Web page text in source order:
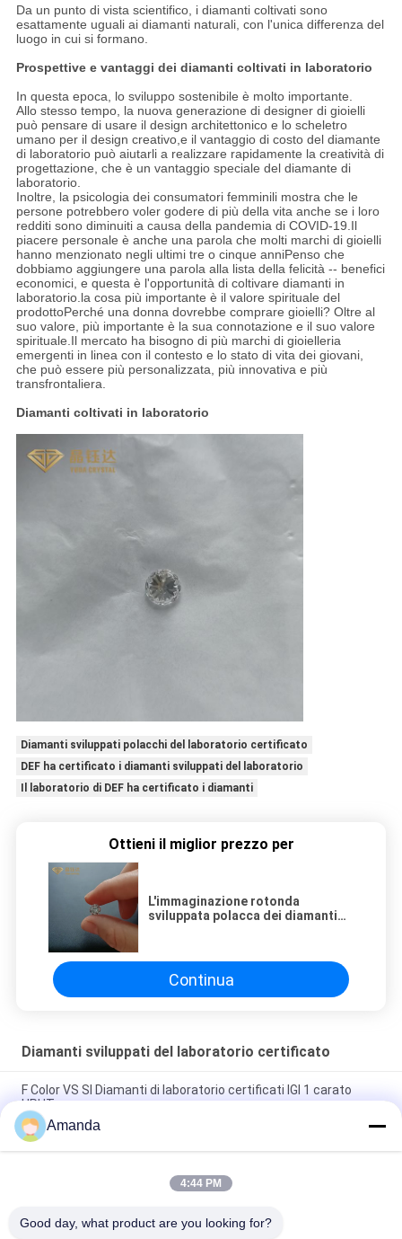
Da un punto di vista scientifico, i diamanti coltivati sono
esattamente uguali ai diamanti naturali, con l'unica differenza del
luogo in cui si formano.
Prospettive e vantaggi dei diamanti coltivati in laboratorio
In questa epoca, lo sviluppo sostenibile è molto importante.
Allo stesso tempo, la nuova generazione di designer di gioielli
può pensare di usare il design architettonico e lo scheletro
umano per il design creativo,e il vantaggio di costo del diamante
di laboratorio può aiutarli a realizzare rapidamente la creatività di
progettazione, che è un vantaggio speciale del diamante di
laboratorio.
Inoltre, la psicologia dei consumatori femminili mostra che le
persone potrebbero voler godere di più della vita anche se i loro
redditi sono diminuiti a causa della pandemia di COVID-19.Il
piacere personale è anche una parola che molti marchi di gioielli
hanno menzionato negli ultimi tre o cinque anniPenso che
dobbiamo aggiungere una parola alla lista della felicità -- benefici
economici, e questa è l'opportunità di coltivare diamanti in
laboratorio.la cosa più importante è il valore spirituale del
prodottoPerché una donna dovrebbe comprare gioielli? Oltre al
suo valore, più importante è la sua connotazione e il suo valore
spirituale.Il mercato ha bisogno di più marchi di gioielleria
emergenti in linea con il contesto e lo stato di vita dei giovani,
che può essere più personalizzata, più innovativa e più
transfrontaliera.
Diamanti coltivati in laboratorio
Diamanti sviluppati polacchi del laboratorio certificato
DEF ha certificato i diamanti sviluppati del laboratorio
Il laboratorio di DEF ha certificato i diamanti
Ottieni il miglior prezzo per
L'immaginazione rotonda
sviluppata polacca dei diamanti
Continua
Diamanti sviluppati del laboratorio certificato
F Color VS SI Diamanti di laboratorio certificati IGI 1 carato
HPHT
3ct G H Color VS SI HPHT IGI Certificato Diamanti coltivati in
laboratorio
1 laboratorio di carati di carati 1,5 sviluppato ha certificato il
Amanda
4:44 PM
Good day, what product are you looking for?